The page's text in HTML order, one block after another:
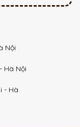
Nội
Hà Nội
- Hà